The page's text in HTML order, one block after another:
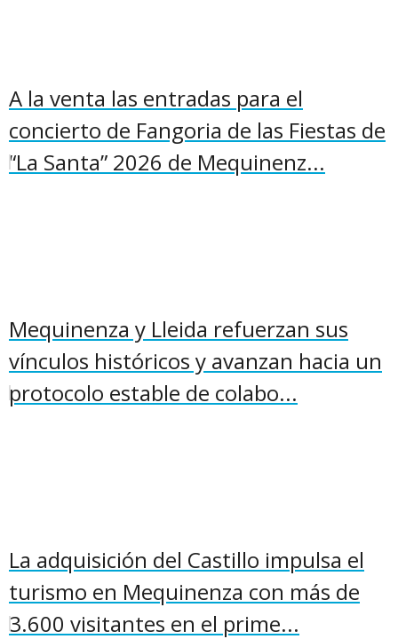
A la venta las entradas para el
concierto de Fangoria de las Fiestas de
“La Santa” 2026 de Mequinenz...
Mequinenza y Lleida refuerzan sus
vínculos históricos y avanzan hacia un
protocolo estable de colabo...
La adquisición del Castillo impulsa el
turismo en Mequinenza con más de
3.600 visitantes en el prime...